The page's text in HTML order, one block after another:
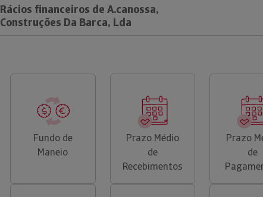
Rácios financeiros de A.canossa,
Construções Da Barca, Lda
Fundo de
Maneio
Prazo Médio
de
Recebimentos
Prazo
de